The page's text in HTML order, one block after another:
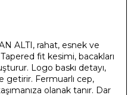
ALTI, rahat, esnek ve
fit kesimi, bacakları
Logo baskı detayı,
getirir. Fermuarlı cep,
olanak tanır. Dar